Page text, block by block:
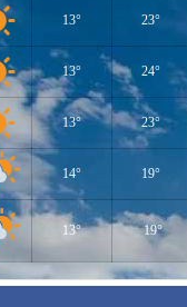
13° 23°
13° 24°
13° 23°
14° 19°
13° 19°